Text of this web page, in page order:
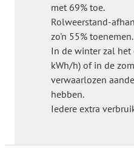
met 69% toe.
Rolweerstand-
zo'n 55% toenemen.
In de winter zal
kWh/h) of in de
verwaarlozen
hebben.
Iedere extra